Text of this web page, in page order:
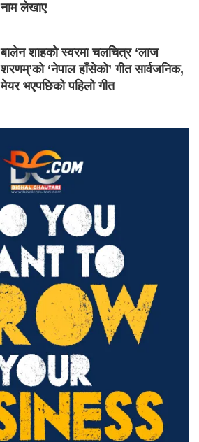
नाम लेखाए
बालेन शाहको स्वरमा चलचित्र ‘लाज
शरणम्’को ‘नेपाल हाँसेको’ गीत सार्वजनिक,
मेयर भएपछिको पहिलो गीत